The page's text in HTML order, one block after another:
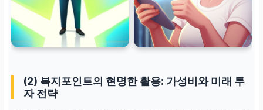
0% 이하
소득 기준 초과 시 바로 탈
락
(2) 복지포인트의 현명한 활용: 가성비와 미래 투
자 전략